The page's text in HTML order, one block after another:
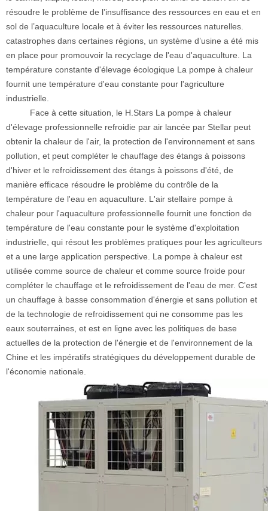
résoudre le problème de l’insuffisance des ressources en eau et en
sol de l’aquaculture locale et à éviter les ressources naturelles.
catastrophes dans certaines régions, un système d’usine a été mis
en place pour promouvoir la recyclage de l'eau d'aquaculture. La
température constante d'élevage écologique La pompe à chaleur
fournit une température d'eau constante pour l'agriculture
industrielle.
Face à cette situation, le H.Stars La pompe à chaleur
d'élevage professionnelle refroidie par air lancée par Stellar peut
obtenir la chaleur de l'air, la protection de l'environnement et sans
pollution, et peut compléter le chauffage des étangs à poissons
d'hiver et le refroidissement des étangs à poissons d'été, de
manière efficace résoudre le problème du contrôle de la
température de l'eau en aquaculture. L'air stellaire pompe à
chaleur pour l'aquaculture professionnelle fournit une fonction de
température de l'eau constante pour le système d'exploitation
industrielle, qui résout les problèmes pratiques pour les agriculteurs
et a une large application perspective. La pompe à chaleur est
utilisée comme source de chaleur et comme source froide pour
compléter le chauffage et le refroidissement de l'eau de mer. C'est
un chauffage à basse consommation d'énergie et sans pollution et
de la technologie de refroidissement qui ne consomme pas les
eaux souterraines, et est en ligne avec les politiques de base
actuelles de la protection de l'énergie et de l'environnement de la
Chine et les impératifs stratégiques du développement durable de
l'économie nationale.